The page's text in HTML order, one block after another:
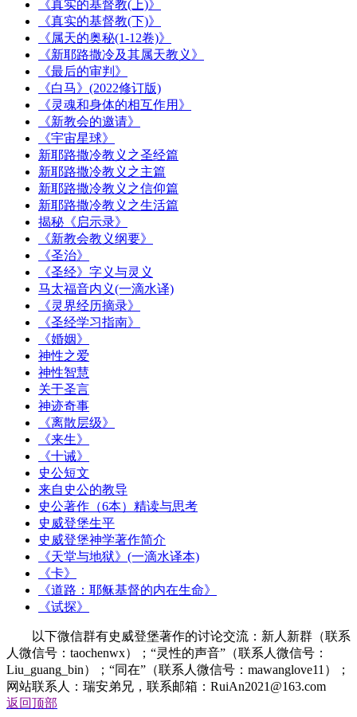
《真实的基督教(上)》
《真实的基督教(下)》
《属天的奥秘(1-12卷)》
《新耶路撒冷及其属天教义》
《最后的审判》
《白马》(2022修订版)
《灵魂和身体的相互作用》
《新教会的邀请》
《宇宙星球》
新耶路撒冷教义之圣经篇
新耶路撒冷教义之主篇
新耶路撒冷教义之信仰篇
新耶路撒冷教义之生活篇
揭秘《启示录》
《新教会教义纲要》
《圣治》
《圣经》字义与灵义
马太福音内义(一滴水译)
《灵界经历摘录》
《圣经学习指南》
《婚姻》
神性之爱
神性智慧
关于圣言
神迹奇事
《离散层级》
《来生》
《十诫》
史公短文
来自史公的教导
史公著作（6本）精读与思考
史威登堡生平
史威登堡神学著作简介
《天堂与地狱》(一滴水译本)
《卡》
《道路：耶稣基督的内在生命》
《试探》
以下微信群有史威登堡著作的讨论交流：新人新群（联系
人微信号：taochenwx）；“灵性的声音”（联系人微信号：
Liu_guang_bin）；“同在”（联系人微信号：mawanglove11）；
网站联系人：瑞安弟兄，联系邮箱：RuiAn2021@163.com
返回顶部